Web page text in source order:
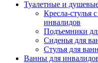
Туалетные и
Кресла-стулья
инвалидов
Подъемники
Сиденья для
Стулья для
Ванны для